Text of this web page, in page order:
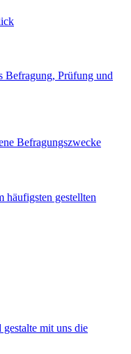
Befragung, Prüfung und
Befragungszwecke
häufigsten gestellten
gestalte mit uns die